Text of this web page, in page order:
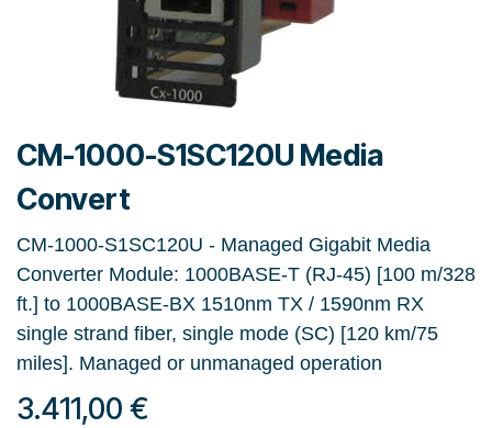
CM-1000-S1SC120U Media
Convert
CM-1000-S1SC120U - Managed Gigabit Media
Converter Module: 1000BASE-T (RJ-45) [100 m/328
ft.] to 1000BASE-BX 1510nm TX / 1590nm RX
single strand fiber, single mode (SC) [120 km/75
miles]. Managed or unmanaged operation
3.411,00 €